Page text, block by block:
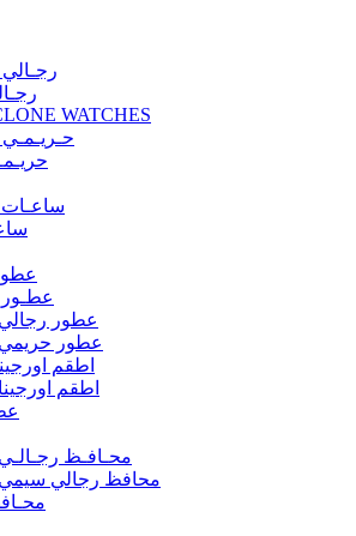
رجـالي
WATCHES
حـريـمـي
عطـور
عطور رجالي
عطور حريمي
اطقم
اطقم
محـافـظ
محافظ رجالي سيمي